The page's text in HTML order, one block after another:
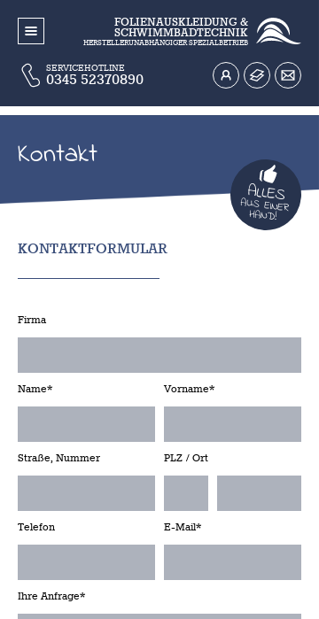
FOLIENAUSKLEIDUNG &
SCHWIMMBADTECHNIK
HERSTELLERUNABHÄNGIGER SPEZIALBETRIEB
SERVICEHOTLINE
0345 52370890
Kontakt
ALLES
AUS EINER
HAND!
KONTAKTFORMULAR
Firma
Name* Vorname*
Straße, Nummer PLZ / Ort
Telefon E-Mail*
Ihre Anfrage*